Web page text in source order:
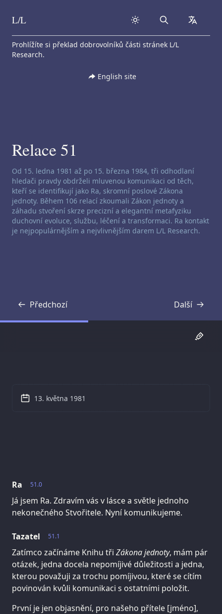
Skip to content
L/L Search
Prohlížíte si překlad dobrovolníků části stránek L/L
Research.
English site
Relace 51
Zřeknutí se odpovědnosti za channeling:
Od 15. ledna 1981 až po 15. března 1984, tři odhodlaní
hledači pravdy obdrželi mluvenou komunikaci od těch,
kteří se identifikují jako Ra, skromní poslové Zákona
jednoty. Během 106 relací zkoumali Zákon jednoty a
záhadu stvoření skrze precizní a elegantní metafyziku
duchovní evoluce, službu, léčení a transformaci. Ra kontakt
je nejpopulárnějším a nejvlivnějším darem L/L Research.
Předchozí
Přepis Další
Přepis
51.0
Ra
Já jsem Ra. Zdravím vás v lásce a světle jednoho
nekonečného Stvořitele. Nyní komunikujeme.
51.1
Tazatel
Zatímco začínáme Knihu tři Zákona jednoty, mám pár
otázek, jedna docela nepomíjivé důležitosti a jedna,
kterou považuji za trochu pomíjivou, které se cítím
povinován kvůli komunikaci s ostatními položit.
První je jen objasnění, pro našeho přítele [jméno],
13. května 1981